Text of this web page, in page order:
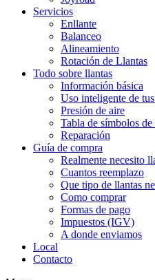
Servicios
Enllante
Balanceo
Alineamiento
Rotación de Llantas
Todo sobre llantas
Información básica
Uso inteligente de
Presión de aire
Tabla de símbolos
Reparación
Guía de compra
Realmente necesito
Cuantos reemplazo
Que tipo de llantas
Como comprar
Formas de pago
Impuestos (IGV)
A donde enviamos
Local
Contacto